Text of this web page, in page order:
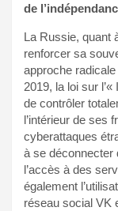
de
La Russie, quant
renforcer sa
approche
2019, la loi sur
de contrôler
l’intérieur de ses
cyberattaques
à se déconnecter
l’accès à des
également
réseau social VK